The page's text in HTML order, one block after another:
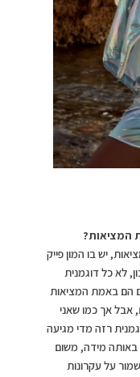
המציאות?
יש בו המון פייק
לא כל דוגמנית
הם באמת המציאות
אבל אך כמו שאני
רזה מדי מגיעה
באותה מידה, משום
על עקרונות